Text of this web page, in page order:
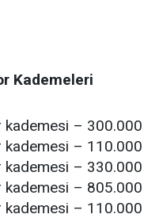
Kademeleri
–
–
–
–
–